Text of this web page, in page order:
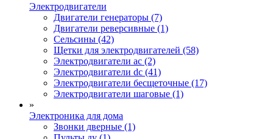
Электродвигатели
Двигатели генераторы (7)
Двигатели реверсивные (1)
Сельсины (42)
Щетки для электродвигателей (58)
Электродвигатели ac (2)
Электродвигатели dc (41)
Электродвигатели бесщеточные (17)
Электродвигатели шаговые (1)
»
Электроника для дома
Звонки дверные (1)